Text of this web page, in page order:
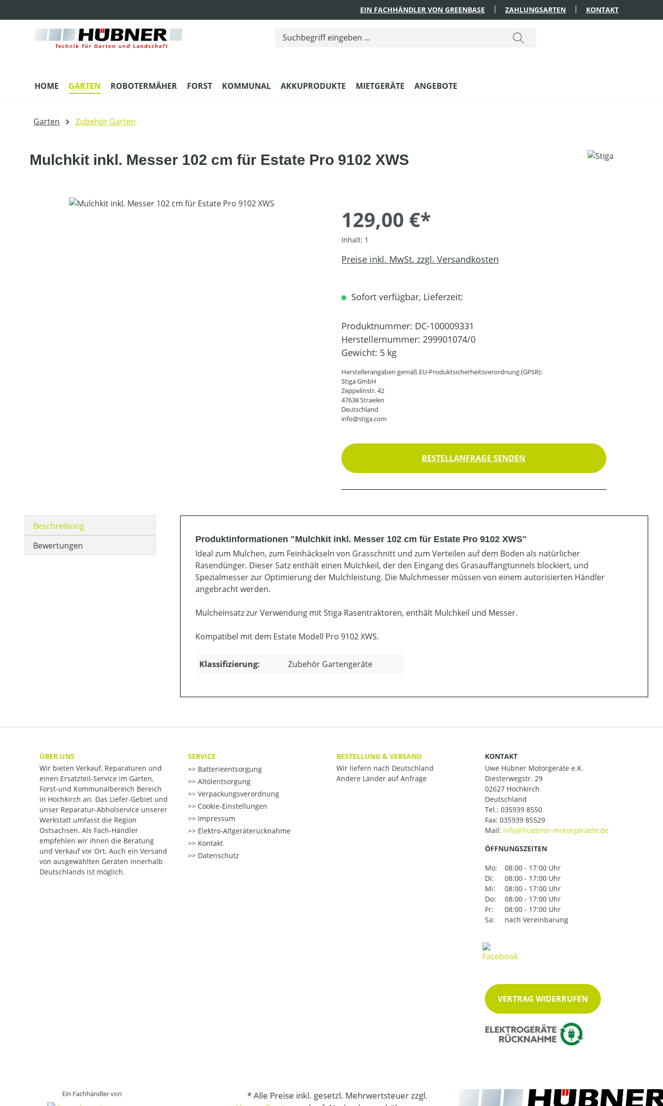
EIN FACHHÄNDLER VON GREENBASE ZAHLUNGSARTEN KONTAKT
HOME GARTEN ROBOTERMÄHER FORST KOMMUNAL AKKUPRODUKTE MIETGERÄTE ANGEBOTE
Garten Zubehör Garten
Mulchkit inkl. Messer 102 cm für Estate Pro 9102 XWS
Bildergalerie überspringen
129,00 €*
Inhalt: 1
Preise inkl. MwSt. zzgl. Versandkosten
Sofort verfügbar, Lieferzeit:
Produktnummer: DC-100009331
Herstellernummer: 299901074/0
Gewicht: 5 kg
Herstellerangaben gemäß EU-Produktsicherheitsverordnung (GPSR):
Stiga GmbH
Zeppelinstr. 42
47638 Straelen
Deutschland
info@stiga.com
BESTELLANFRAGE SENDEN
Beschreibung
Bewertungen
Produktinformationen "Mulchkit inkl. Messer 102 cm für Estate Pro 9102 XWS"
Ideal zum Mulchen, zum Feinhäckseln von Grasschnitt und zum Verteilen auf dem Boden als natürlicher
Rasendünger. Dieser Satz enthält einen Mulchkeil, der den Eingang des Grasauffangtunnels blockiert, und
Spezialmesser zur Optimierung der Mulchleistung. Die Mulchmesser müssen von einem autorisierten Händler
angebracht werden.
Mulcheinsatz zur Verwendung mit Stiga Rasentraktoren, enthält Mulchkeil und Messer.
Kompatibel mit dem Estate Modell Pro 9102 XWS.
Klassifizierung: Zubehör Gartengeräte
ÜBER UNS
Wir bieten Verkauf, Reparaturen und
einen Ersatzteil-Service im Garten,
Forst-und Kommunalbereich Bereich
in Hochkirch an. Das Liefer-Gebiet und
unser Reparatur-Abholservice unserer
Werkstatt umfasst die Region
Ostsachsen. Als Fach-Händler
empfehlen wir ihnen die Beratung
und Verkauf vor Ort. Auch ein Versand
von ausgewählten Geräten innerhalb
Deutschlands ist möglich.
SERVICE
Batterieentsorgung
Altölentsorgung
Verpackungsverordnung
Cookie-Einstellungen
Impressum
Elektro-Altgeräterücknahme
Kontakt
Datenschutz
BESTELLUNG & VERSAND
Wir liefern nach Deutschland
Andere Länder auf Anfrage
KONTAKT
Uwe Hübner Motorgeräte e.K.
Diesterwegstr. 29
02627 Hochkirch
Deutschland
Tel.: 035939 8550
Fax: 035939 85529
Mail:
ÖFFNUNGSZEITEN
Mo:
08:00 - 17:00 Uhr
Di:
08:00 - 17:00 Uhr
Mi:
08:00 - 17:00 Uhr
Do:
08:00 - 17:00 Uhr
Fr:
08:00 - 17:00 Uhr
Sa:
nach Vereinbarung
VERTRAG WIDERRUFEN
Ein Fachhändler von
* Alle Preise inkl. gesetzl. Mehrwertsteuer zzgl.